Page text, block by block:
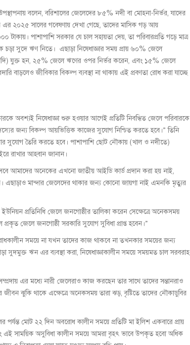
বলেন, বরিশালের জেলেদের ৮৫% নদী বা মোহনা-নির্ভর, যাদের
২০২৫ সালের গবেষণায় দেখা গেছে, তাদের মাসিক গড় আয়
পাশাপাশি সরকার যে চাল সহায়তা দেয়, তা পরিবারপ্রতি গড়ে মাত্র
সুদে ঋণ নিতে। এছাড়া নিষেধাজ্ঞার সময় প্রায় ৬০% জেলে
যুক্ত হন, ২৫% জেলে ঋণের ওপর নির্ভর করেন, এবং ১৫% জেলে
বাড়লেও জীবিকার বিকল্প ব্যবস্থা না থাকায় এই প্রবণতা রোধ করা যাচ্ছে
অবশ্যই নিষেধাজ্ঞা শুরু হওয়ার আগেই প্রতিটি নিবন্ধিত জেলে পরিবারকে
জন্য বিকল্প আয়ভিত্তিক কাজের সুযোগ নিশ্চিত করতে হবে।” তিনি
সুযোগ তৈরি করতে হবে। পাশাপাশি ছোট নৌকায় (খাল ও নদীতে)
রাখার আহবান জানান।
আমাদের অনেকের এখনো জাতীয় আইডি কার্ড প্রদান করা হয় নাই,
এছাড়াও মান্দার জেলেদের থাকার জন্য কোনো জায়গা নাই এমনকি মৃত্যুর
প্রতিনিধি জেলে জনগোষ্ঠীর তালিকা করেন সেক্ষেত্রে অনেকসময়
জেলে জনগোষ্ঠী সরকারি সুযোগ সুবিধা প্রাপ্ত হবেন।”
সময়ে না যখন তাদের কাজ থাকবে না তখনকার সময়ের জন্য
সুদমুক্ত ঋন এর ব্যবস্থা করা, নিষেধাজ্ঞাকালীন সময়ে সময়মত চাল সরবরাহ
এর মধ্যে নারী জেলেরাও কাজ করছেন তার সাথে তাদের সন্তানরাও
ঝুকি থাকে এক্ষেত্রে অনেকসময় তারা ঝড়, বৃষ্টিতে তাদের নৌকাডুবির
মোট ২২ দিন অবরোধ কালীন সময়ে প্রতিটি মা ইলিশ একবারে প্রায়
এই সাময়িক অসুবিধা কালীন সময়ে আমরা বৃহৎ ভাবে উপকৃত হবো অধিক